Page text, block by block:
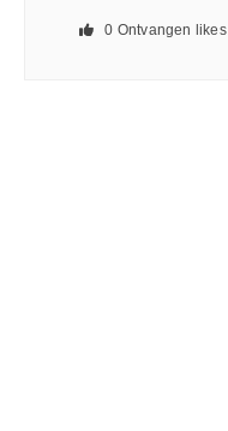
0 Ontvangen likes